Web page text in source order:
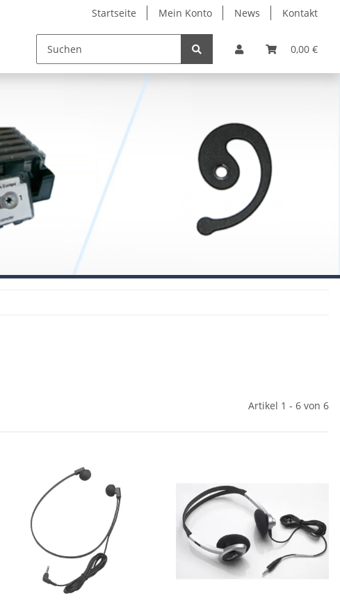
Startseite Mein Konto News Kontakt
0,00 €
Artikel 1 - 6 von 6